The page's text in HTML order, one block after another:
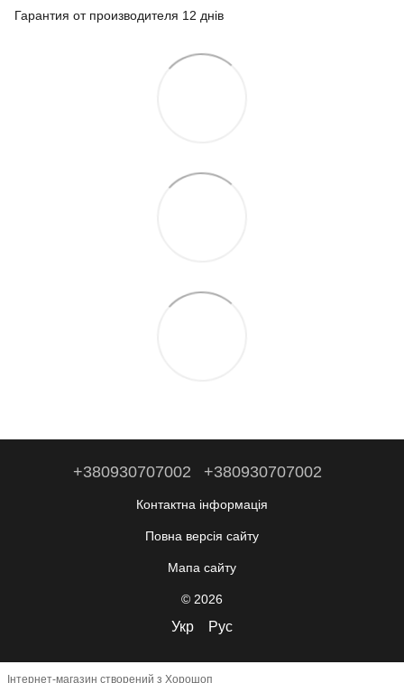
Гарантия от производителя 12 днів
+380930707002 +380930707002
Контактна інформація
Повна версія сайту
Мапа сайту
© 2026
Укр Рус
Інтернет-магазин створений з Хорошоп